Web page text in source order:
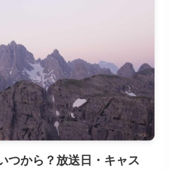
つから？放送日・キャス